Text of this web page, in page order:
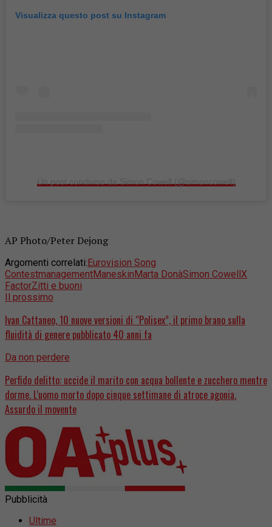
Visualizza questo post su Instagram
Un post condiviso da Simon Cowell (@simoncowell)
AP Photo/Peter Dejong
Argomenti correlati: Eurovision Song
ContestmanagementManeskin Marta DonàSimon Cowell X
FactorZitti e buoni
Il prossimo
Ivan Cattaneo, 10 nuove versioni di “Polisex”, il primo brano sulla
fluidità di genere pubblicato 40 anni fa
Da non perdere
Perfido delitto: uccide il marito con acqua bollente e zucchero mentre
dorme. L’uomo morto dopo cinque settimane di atroce agonia.
Assurdo il movente
Pubblicità
Ultime